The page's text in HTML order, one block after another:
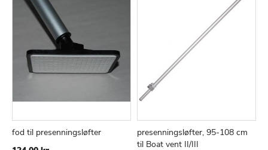
TILFØJ
fod til presenningsløfter
TILFØJSAMMENLIGN
presenningsløfter, 95-108 cm
til Boat vent II/III